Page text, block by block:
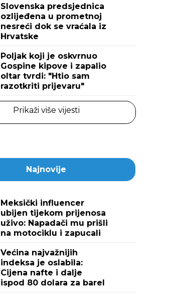
Slovenska predsjednica
ozlijeđena u prometnoj
nesreći dok se vraćala iz
Hrvatske
Poljak koji je oskvrnuo
Gospine kipove i zapalio
oltar tvrdi: "Htio sam
razotkriti prijevaru"
Prikaži više vijesti
Najnovije
Meksički influencer
ubijen tijekom prijenosa
uživo: Napadači mu prišli
na motociklu i zapucali
Većina najvažnijih
indeksa je oslabila:
Cijena nafte i dalje
ispod 80 dolara za barel